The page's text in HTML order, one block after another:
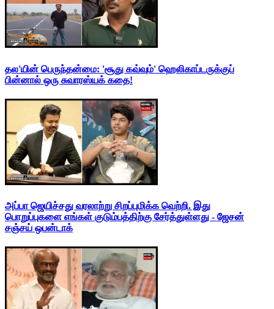
தல'யின் பெருந்தன்மை: 'சூது கவ்வும்' ஹெலிகாப்டருக்குப்
பின்னால் ஒரு சுவாரஸ்யக் கதை!
அப்பா ஜெயிச்சது வரலாற்று சிறப்புமிக்க வெற்றி. இது
பொறுப்புகளை எங்கள் குடும்பத்திற்கு சேர்த்துள்ளது - ஜேசன்
சஞ்சய் ஒபன்டாக்